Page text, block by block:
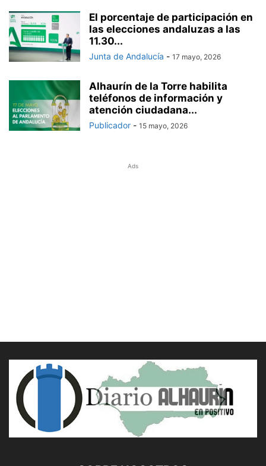
El porcentaje de participación en
las elecciones andaluzas a las
11.30...
Junta de Andalucía - 17 mayo, 2026
Alhaurín de la Torre habilita
teléfonos de información y
atención ciudadana...
Publicador - 15 mayo, 2026
Ads